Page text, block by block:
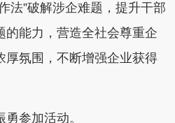
法”破解涉企难题，提升干部
的能力，营造全社会尊重企
厚氛围，不断增强企业获得
参加活动。